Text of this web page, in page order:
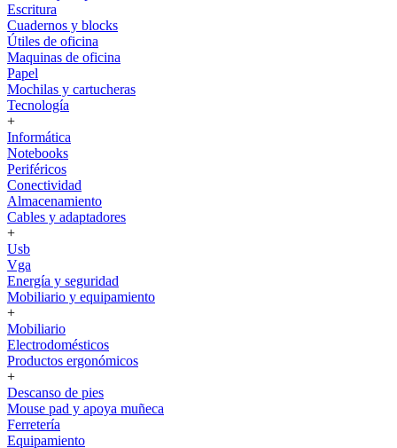
Escritura
Cuadernos y blocks
Útiles de oficina
Maquinas de oficina
Papel
Mochilas y cartucheras
Tecnología
+
Informática
Notebooks
Periféricos
Conectividad
Almacenamiento
Cables y adaptadores
+
Usb
Vga
Energía y seguridad
Mobiliario y equipamiento
+
Mobiliario
Electrodomésticos
Productos ergonómicos
+
Descanso de pies
Mouse pad y apoya muñeca
Ferretería
Equipamiento